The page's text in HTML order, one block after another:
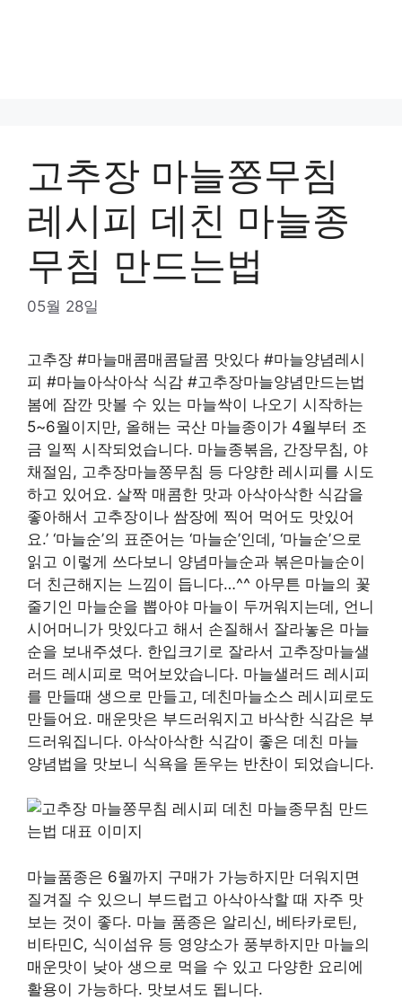
고추장 마늘쫑무침
레시피 데친 마늘종
무침 만드는법
05월 28일
고추장 #마늘매콤매콤달콤 맛있다 #마늘양념레시
피 #마늘아삭아삭 식감 #고추장마늘양념만드는법
봄에 잠깐 맛볼 수 있는 마늘싹이 나오기 시작하는
5~6월이지만, 올해는 국산 마늘종이가 4월부터 조
금 일찍 시작되었습니다. 마늘종볶음, 간장무침, 야
채절임, 고추장마늘쫑무침 등 다양한 레시피를 시도
하고 있어요. 살짝 매콤한 맛과 아삭아삭한 식감을
좋아해서 고추장이나 쌈장에 찍어 먹어도 맛있어
요.’ ‘마늘순’의 표준어는 ‘마늘순’인데, ‘마늘순’으로
읽고 이렇게 쓰다보니 양념마늘순과 볶은마늘순이
더 친근해지는 느낌이 듭니다…^^ 아무튼 마늘의 꽃
줄기인 마늘순을 뽑아야 마늘이 두꺼워지는데, 언니
시어머니가 맛있다고 해서 손질해서 잘라놓은 마늘
순을 보내주셨다. 한입크기로 잘라서 고추장마늘샐
러드 레시피로 먹어보았습니다. 마늘샐러드 레시피
를 만들때 생으로 만들고, 데친마늘소스 레시피로도
만들어요. 매운맛은 부드러워지고 바삭한 식감은 부
드러워집니다. 아삭아삭한 식감이 좋은 데친 마늘
양념법을 맛보니 식욕을 돋우는 반찬이 되었습니다.
마늘품종은 6월까지 구매가 가능하지만 더워지면
질겨질 수 있으니 부드럽고 아삭아삭할 때 자주 맛
보는 것이 좋다. 마늘 품종은 알리신, 베타카로틴,
비타민C, 식이섬유 등 영양소가 풍부하지만 마늘의
매운맛이 낮아 생으로 먹을 수 있고 다양한 요리에
활용이 가능하다. 맛보셔도 됩니다.